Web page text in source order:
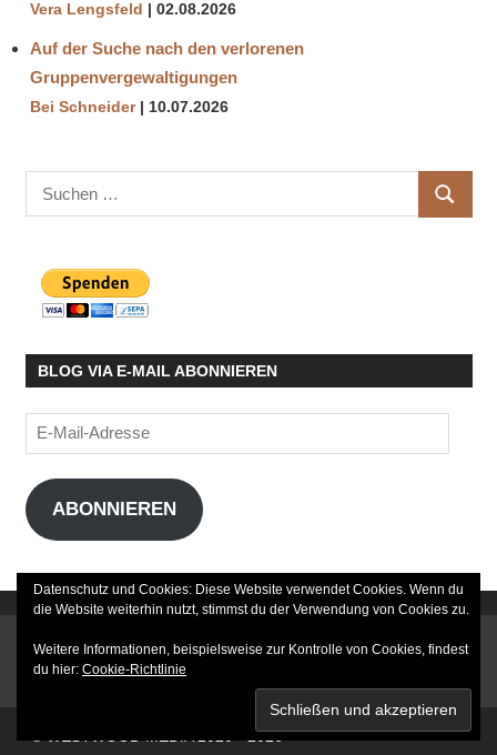
Vera Lengsfeld 02.08.2026
Auf der Suche nach den verlorenen
Gruppenvergewaltigungen
Bei Schneider 10.07.2026
Suchen
nach:
SUCHEN
BLOG VIA E-MAIL ABONNIEREN
E-
Mail-
Adresse
ABONNIEREN
Datenschutz und Cookies: Diese Website verwendet Cookies. Wenn du
die Website weiterhin nutzt, stimmst du der Verwendung von Cookies zu.
Weitere Informationen, beispielsweise zur Kontrolle von Cookies, findest
du hier: Cookie-Richtlinie
© WESTWOOD MEDIA 2020 - 2026